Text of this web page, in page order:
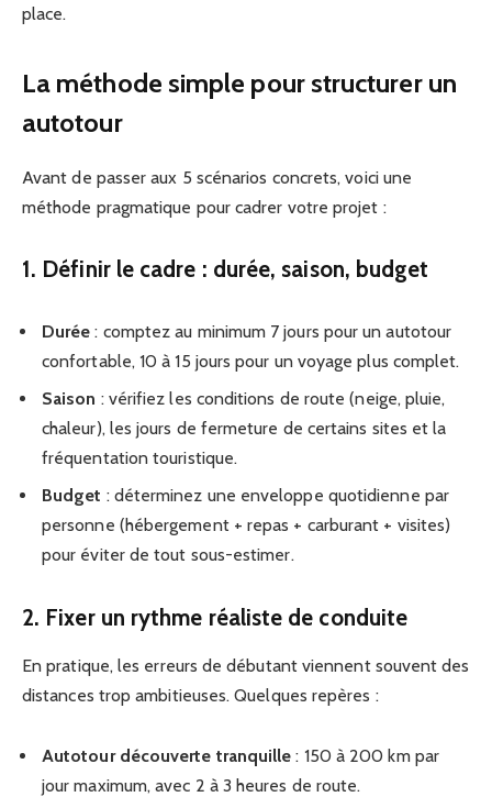
place.
La méthode simple pour structurer un
autotour
Avant de passer aux 5 scénarios concrets, voici une
méthode pragmatique pour cadrer votre projet :
1. Définir le cadre : durée, saison, budget
Durée : comptez au minimum 7 jours pour un autotour
confortable, 10 à 15 jours pour un voyage plus complet.
Saison : vérifiez les conditions de route (neige, pluie,
chaleur), les jours de fermeture de certains sites et la
fréquentation touristique.
Budget : déterminez une enveloppe quotidienne par
personne (hébergement + repas + carburant + visites)
pour éviter de tout sous-estimer.
2. Fixer un rythme réaliste de conduite
En pratique, les erreurs de débutant viennent souvent des
distances trop ambitieuses. Quelques repères :
Autotour découverte tranquille : 150 à 200 km par
jour maximum, avec 2 à 3 heures de route.